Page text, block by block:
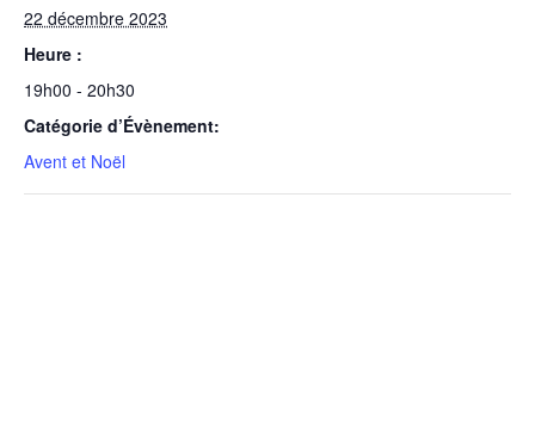
22 décembre 2023
Heure :
19h00 - 20h30
Catégorie d’Évènement:
Avent et Noël